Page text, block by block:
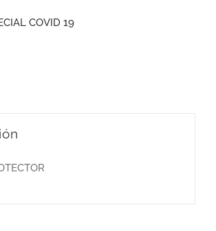
COVID 19